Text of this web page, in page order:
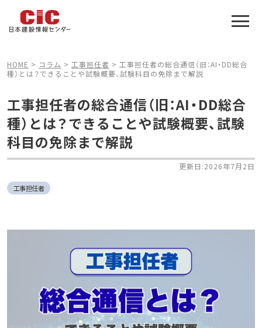
HOME > コラム > 工事担任者 > 工事担任者の総合通信（旧：AI・DD総合
種）とは？できることや試験概要、試験科目の免除まで解説
工事担任者の総合通信（旧：AI・DD総合
種）とは？できることや試験概要、試験
科目の免除まで解説
更新日:2026年7月2日
工事担任者